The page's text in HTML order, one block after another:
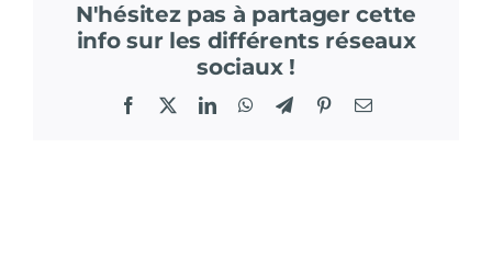
N'hésitez pas à partager cette
info sur les différents réseaux
sociaux !
Facebook LinkedInWhatsApp
TelegramPinterestEmail